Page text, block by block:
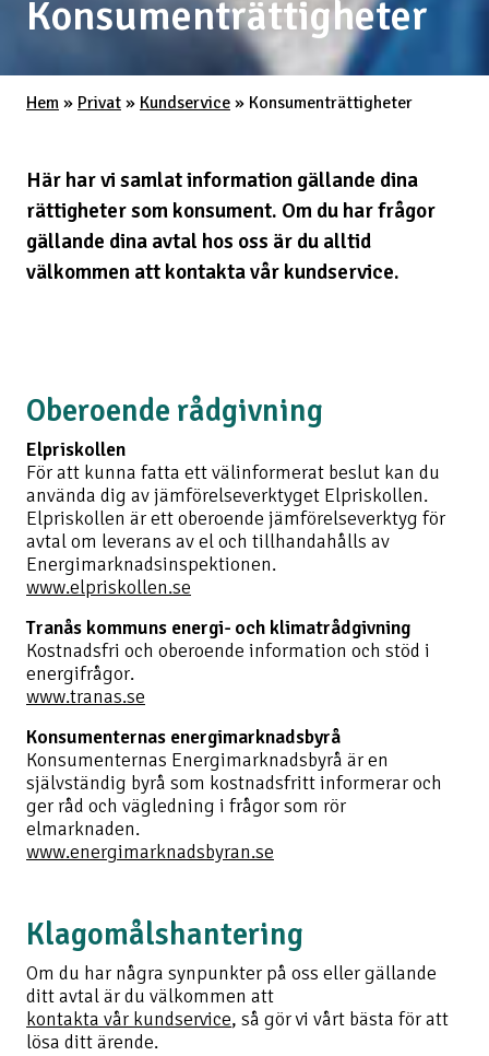
Konsumenträttigheter
Hem » Privat » Kundservice » Konsumenträttigheter
Här har vi samlat information gällande dina
rättigheter som konsument. Om du har frågor
gällande dina avtal hos oss är du alltid
välkommen att kontakta vår kundservice.
Oberoende rådgivning
Elpriskollen
För att kunna fatta ett välinformerat beslut kan du
använda dig av jämförelseverktyget Elpriskollen.
Elpriskollen är ett oberoende jämförelseverktyg för
avtal om leverans av el och tillhandahålls av
Energimarknadsinspektionen.
www.elpriskollen.se
Tranås kommuns energi- och klimatrådgivning
Kostnadsfri och oberoende information och stöd i
energifrågor.
www.tranas.se
Konsumenternas energimarknadsbyrå
Konsumenternas Energimarknadsbyrå är en
självständig byrå som kostnadsfritt informerar och
ger råd och vägledning i frågor som rör
elmarknaden.
www.energimarknadsbyran.se
Klagomålshantering
Om du har några synpunkter på oss eller gällande
ditt avtal är du välkommen att
kontakta vår kundservice, så gör vi vårt bästa för att
lösa ditt ärende.